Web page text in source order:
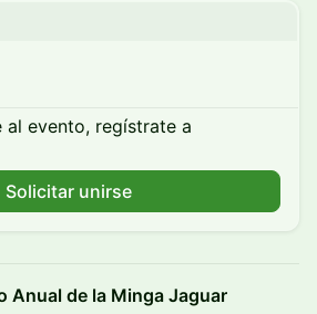
al evento, regístrate a
Solicitar unirse
Anual de la Minga Jaguar